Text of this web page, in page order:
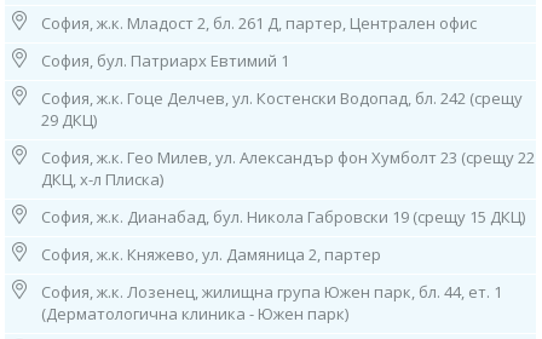
За диагностика ColoAlert лабораторията първо разделя човешката
ДНК от ДНК от други източници, като чревни бактерии и храна. След
това определя количествено общото количество човешка ДНК . В
случай на тумори - но също и в случай на възпалителни процеси -
общото количество човешка ДНК в изпражненията се увеличава
забележимо. В следваща стъпка лабораторията изследва ДНК за често
срещаните KRAS и BRAF генни мутации.
KRAS генна мутация
Генът KRAS (K-RAS ген) кодира протеина K-Ras със същото име, който
регулира клетъчния растеж и клетъчното делене като молекулен
превключвател. За да направи това, той превключва между активно и
винаги е активен. Това води до неконтролирано клетъчно делене и
туморът расте неконтролируемо.
София, ж.к. Младост 2, бл. 261 Д, партер, Централен офис
София, бул. Патриарх Евтимий 1
София, ж.к. Гоце Делчев, ул. Костенски Водопад, бл. 242 (срещу
29 ДКЦ)
София, ж.к. Гео Милев, ул. Александър фон Хумболт 23 (срещу 22
ДКЦ, х-л Плиска)
София, ж.к. Дианабад, бул. Никола Габровски 19 (срещу 15 ДКЦ)
София, ж.к. Княжево, ул. Дамяница 2, партер
София, ж.к. Лозенец, жилищна група Южен парк, бл. 44, ет. 1
(Дерматологична клиника - Южен парк)